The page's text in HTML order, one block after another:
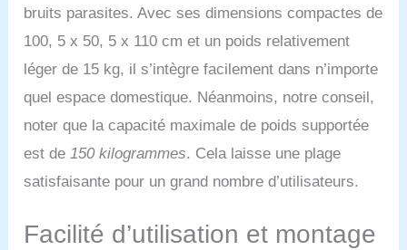
différentes tailles. Il
assise ergonomique et
réduit la pression sur les
d’entraînement offrent
des intensités différentes.
pliable, il est peu
encombrant et idéal pour
vos progrès grâce à
bruits parasites. Avec ses dimensions compactes de
100, 5 x 50, 5 x 110 cm et un poids relativement
léger de 15 kg, il s’intègre facilement dans n’importe
quel espace domestique. Néanmoins, notre conseil,
noter que la capacité maximale de poids supportée
est de150 kilogrammes. Cela laisse une plage
satisfaisante pour un grand nombre d’utilisateurs.
Facilité d’utilisation et montage